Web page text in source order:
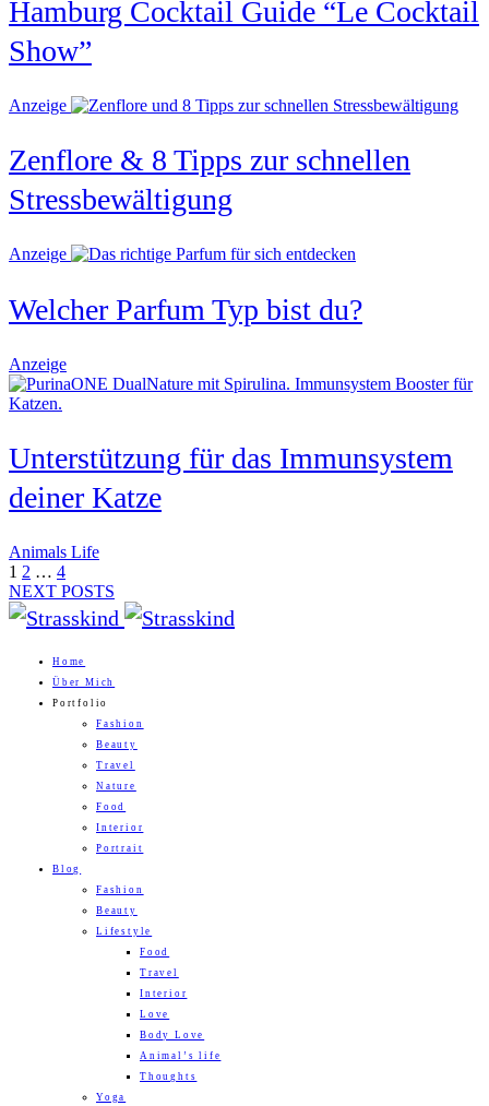
Hamburg Cocktail Guide “Le Cocktail
Show”
Anzeige
Zenflore & 8 Tipps zur schnellen
Stressbewältigung
Anzeige
Welcher Parfum Typ bist du?
Anzeige
Unterstützung für das Immunsystem
deiner Katze
Animals Life
1 2 … 4
NEXT POSTS
Home
Über Mich
Portfolio
Fashion
Beauty
Travel
Nature
Food
Interior
Portrait
Blog
Fashion
Beauty
Lifestyle
Food
Travel
Interior
Love
Body Love
Animal’s life
Thoughts
Yoga